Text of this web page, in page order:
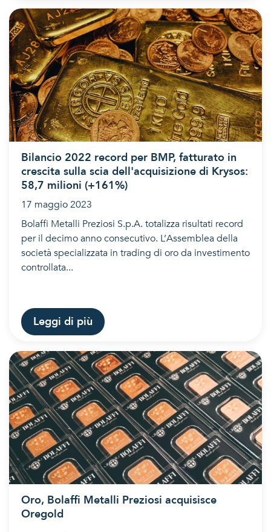
Bilancio 2022 record per BMP, fatturato in
crescita sulla scia dell'acquisizione di Krysos:
58,7 milioni (+161%)
17 maggio 2023
Bolaffi Metalli Preziosi S.p.A. totalizza risultati record
per il decimo anno consecutivo. L’Assemblea della
società specializzata in trading di oro da investimento
controllata...
Leggi di più
Oro, Bolaffi Metalli Preziosi acquisisce
Oregold